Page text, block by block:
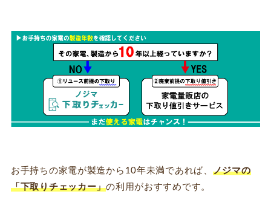
お手持ちの家電が製造から10年未満であれば、 ノジマの
「下取りチェッカー」の利用がおすすめです。